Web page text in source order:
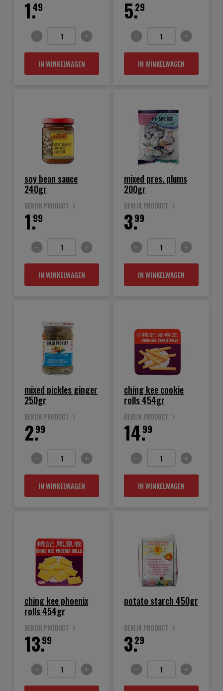
49
1.
IN WINKELWAGEN
29
5.
IN WINKELWAGEN
soy bean sauce
240gr
BEKIJK PRODUCT
99
1.
IN WINKELWAGEN
mixed pres. plums
200gr
BEKIJK PRODUCT
99
3.
IN WINKELWAGEN
mixed pickles ginger
250gr
BEKIJK PRODUCT
99
2.
IN WINKELWAGEN
ching kee cookie
rolls 454gr
BEKIJK PRODUCT
99
14.
IN WINKELWAGEN
ching kee phoenix
rolls 454gr
BEKIJK PRODUCT
99
13.
potato starch 450gr
BEKIJK PRODUCT
29
3.